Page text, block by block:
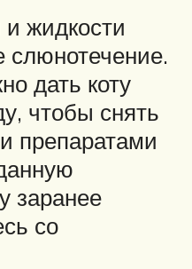
и жидкости
дать коту
чтобы снять
препаратами
заранее
со